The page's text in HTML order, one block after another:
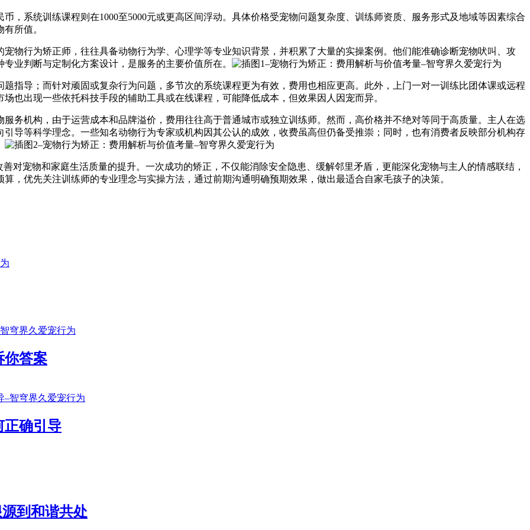
，系统训练课程则在1000至5000元或更高区间浮动。具体价格受宠物问题复杂度、训练师资质、服务形式及地域等因素综合
所值。
物行为矫正师，往往具备动物行为学、心理学等专业知识背景，并积累了大量的实操案例。他们能准确诊断宠物吠叫、攻
业判断与定制化方案设计，是服务的主要价值所在。
指导；而针对顽固或复杂行为问题，多节次的系统课程更为有效，费用也相应更高。此外，上门一对一训练比团体课或远程
也出现一些依托科技手段的辅助工具或在线课程，可能降低成本，但效果因人因宠而异。
务机构，由于运营成本和品牌溢价，费用往往高于普通城市或独立训练师。然而，高价格并不绝对等同于高质量。主人在选
导等科学理念。一些知名动物行为专家或机构因其公认的成效，收费虽高但仍备受推崇；同时，也有消费者反映部分机构存
宠物和家庭生活质量的提升。一次成功的矫正，不仅能消除安全隐患、缓解邻里矛盾，更能深化宠物与主人的情感联结，
，优先关注训练师的专业理念与实操方法，通过前期沟通明确预期效果，做出最适合自家毛孩子的决策。
你答案
正确引导
到和谐共处